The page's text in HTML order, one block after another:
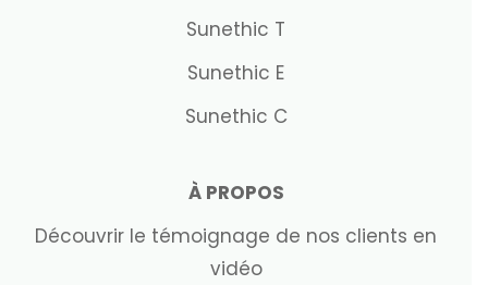
Sunethic T
Sunethic E
Sunethic C
À PROPOS
Découvrir le témoignage de nos clients en
vidéo